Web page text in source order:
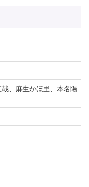
、麻生かほ里、本名陽